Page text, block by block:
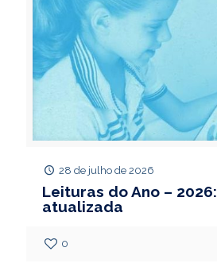
28 de julho de 2026
Leituras do Ano –
atualizada
0